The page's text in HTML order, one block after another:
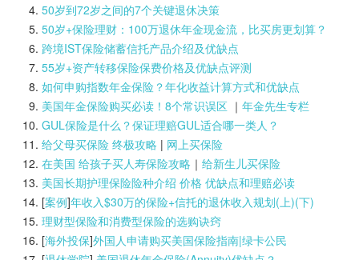
50岁到72岁之间的7个关键退休决策
50岁+保险理财：100万退休年金现金流，比买房更划算？
跨境IST保险储蓄信托产品介绍及优缺点
55岁+资产转移保险保费价格及优缺点评测
如何申购指数年金保险？年化收益计算方式和优缺点
美国年金保险购买必读！8个常识误区｜ 年金先生专栏
GUL保险是什么？保证理赔GUL适合哪一类人？
给父母买保险 终极攻略| 网上买保险
在美国 给孩子买人寿保险攻略｜ 给新生儿买保险
美国长期护理保险险种介绍 价格 优缺点和理赔必读
[案例]年收入$30万的保险+信托的退休收入规划(上)(下)
理财型保险和消费型保险的选购诀窍
[海外投保]外国人申请购买美国保险指南|绿卡公民